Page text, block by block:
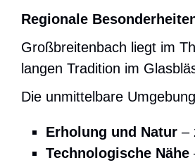
Regionale
Großbreitenbach liegt im
langen Tradition im
Die unmittelbare
Erholung und Natur –
Technologische Nähe